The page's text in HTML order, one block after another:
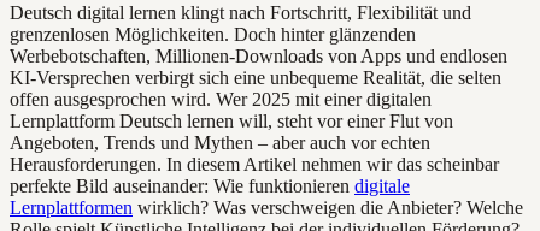
Deutsch digital lernen klingt nach Fortschritt, Flexibilität und
grenzenlosen Möglichkeiten. Doch hinter glänzenden
Werbebotschaften, Millionen-Downloads von Apps und endlosen
KI-Versprechen verbirgt sich eine unbequeme Realität, die selten
offen ausgesprochen wird. Wer 2025 mit einer digitalen
Lernplattform Deutsch lernen will, steht vor einer Flut von
Angeboten, Trends und Mythen – aber auch vor echten
Herausforderungen. In diesem Artikel nehmen wir das scheinbar
perfekte Bild auseinander: Wie funktionieren digitale
Lernplattformen wirklich? Was verschweigen die Anbieter? Welche